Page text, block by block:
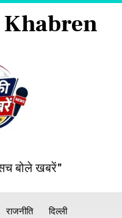
Khabren
बोले खबरें"
राजनीति दिल्ली